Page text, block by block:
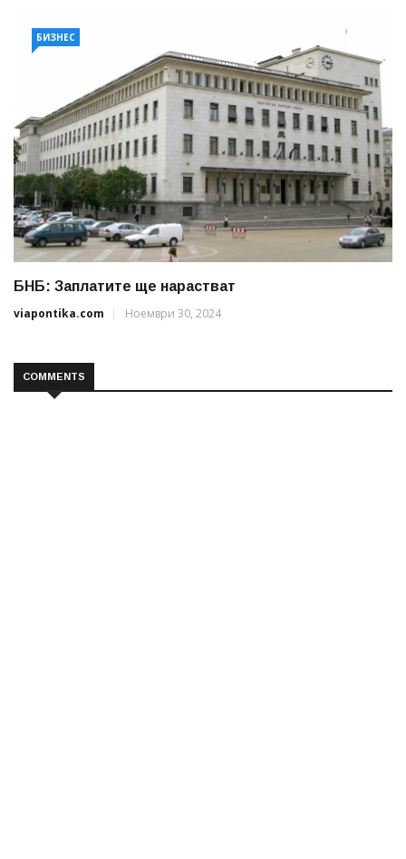
БИЗНЕС
БНБ: Заплатите ще нарастват
viapontika.com
Ноември 30, 2024
COMMENTS